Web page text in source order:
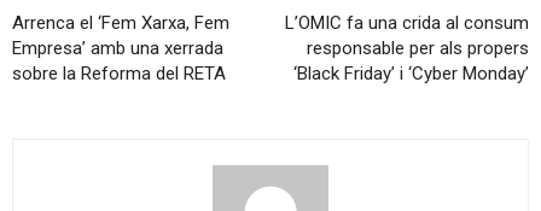
Arrenca el ‘Fem Xarxa, Fem
Empresa’ amb una xerrada
sobre la Reforma del RETA
L’OMIC fa una crida al consum
responsable per als propers
‘Black Friday’ i ‘Cyber Monday’